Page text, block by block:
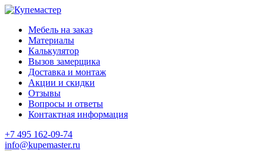
Мебель на заказ
Материалы
Калькулятор
Вызов замерщика
Доставка и монтаж
Акции и скидки
Отзывы
Вопросы и ответы
Контактная информация
+7 495 162-09-74
info@kupemaster.ru